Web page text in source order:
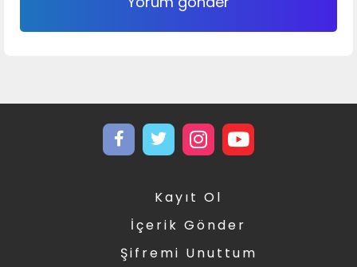
Kayıt Ol
İçerik Gönder
Şifremi Unuttum